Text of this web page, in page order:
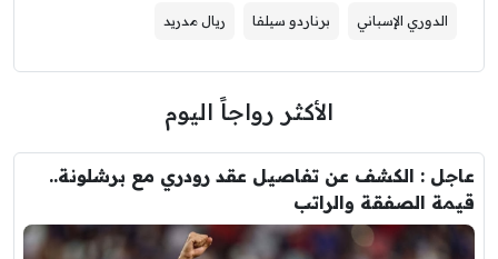
الدوري الإسباني برناردو سيلفا ريال مدريد
الأكثر رواجاً اليوم
عاجل : الكشف عن تفاصيل عقد رودري مع برشلونة..
قيمة الصفقة والراتب